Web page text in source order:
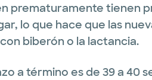
prematuramente tienen
lo que hace que las
biberón o la lactancia.
a término es de 39 a 40